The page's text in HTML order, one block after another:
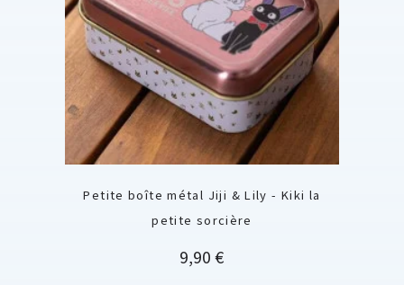
Petite boîte métal Jiji & Lily - Kiki la
petite sorcière
Prix
9,90 €